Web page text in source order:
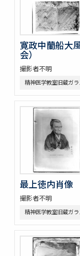
寛政中蘭船大
会）
撮影者不明
精神医学教室旧蔵ガ
最上徳内肖像
撮影者不明
精神医学教室旧蔵ガ